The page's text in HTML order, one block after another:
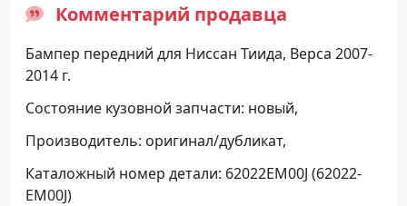
Комментарий продавца
Бампер передний для Ниссан Тиида, Верса 2007-
2014 г.
Состояние кузовной запчасти: новый,
Производитель: оригинал/дубликат,
Каталожный номер детали: 62022EM00J (62022-
EM00J)